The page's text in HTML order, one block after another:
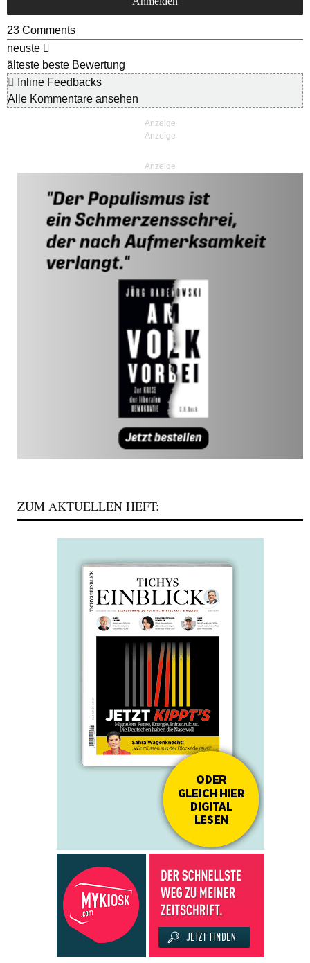
23 Comments
neuste
älteste beste Bewertung
Inline Feedbacks
Alle Kommentare ansehen
Anzeige
ZUM AKTUELLEN HEFT: